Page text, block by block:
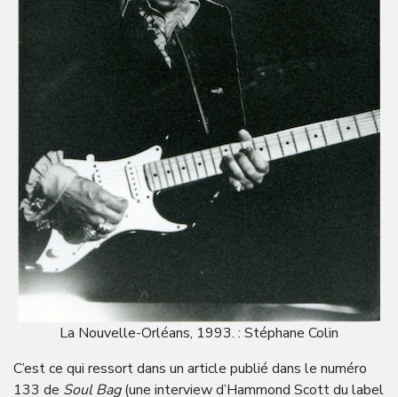
La Nouvelle-Orléans, 1993. : Stéphane Colin
C’est ce qui ressort dans un article publié dans le numéro
133 de Soul Bag(une interview d’Hammond Scott du label